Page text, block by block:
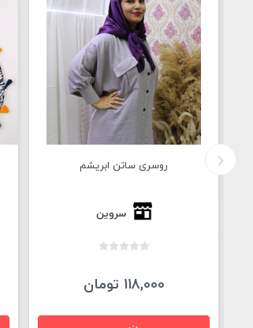
شال گلدار نارنجی سرمه ای
مریلند شاپ
141,000 تومان